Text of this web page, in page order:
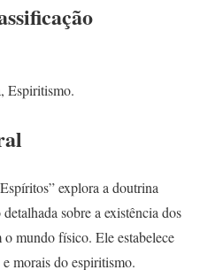
Espiritismo.
explora a doutrina
sobre a existência dos
o mundo físico. Ele estabelece
morais do espiritismo.